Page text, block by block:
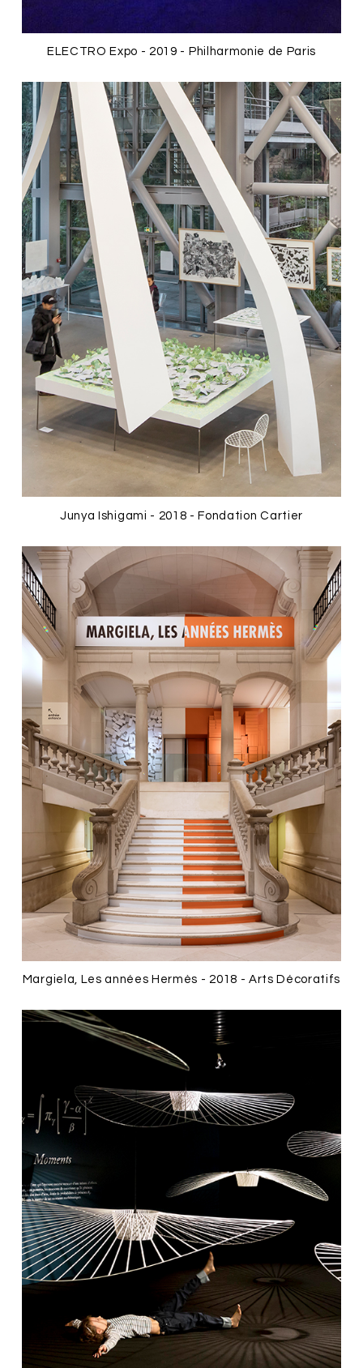
ELECTRO Expo - 2019 - Philharmonie de Paris
Junya Ishigami - 2018 - Fondation Cartier
Margiela, Les années Hermès - 2018 - Arts Décoratifs